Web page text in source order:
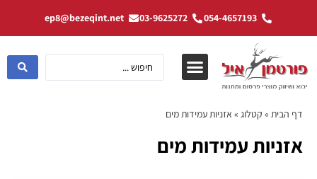
054-4657193
03-9625272
ep8@bezeqint.net
דף הבית » קטלוג » אזניות עמידות מים
אזניות עמידות מים